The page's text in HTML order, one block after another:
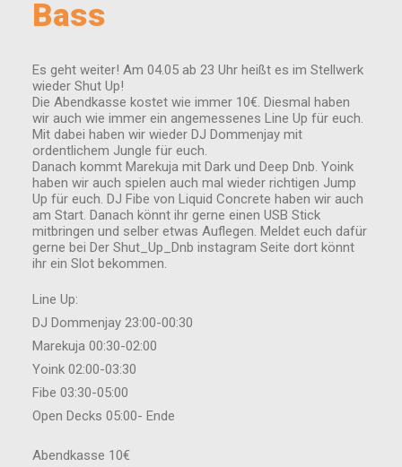
Bass
Es geht weiter! Am 04.05 ab 23 Uhr heißt es im Stellwerk
wieder Shut Up!
Die Abendkasse kostet wie immer 10€. Diesmal haben
wir auch wie immer ein angemessenes Line Up für euch.
Mit dabei haben wir wieder DJ Dommenjay mit
ordentlichem Jungle für euch.
Danach kommt Marekuja mit Dark und Deep Dnb. Yoink
haben wir auch spielen auch mal wieder richtigen Jump
Up für euch. DJ Fibe von Liquid Concrete haben wir auch
am Start. Danach könnt ihr gerne einen USB Stick
mitbringen und selber etwas Auflegen. Meldet euch dafür
gerne bei Der Shut_Up_Dnb instagram Seite dort könnt
ihr ein Slot bekommen.
Line Up:
DJ Dommenjay 23:00-00:30
Marekuja 00:30-02:00
Yoink 02:00-03:30
Fibe 03:30-05:00
Open Decks 05:00- Ende
Abendkasse 10€